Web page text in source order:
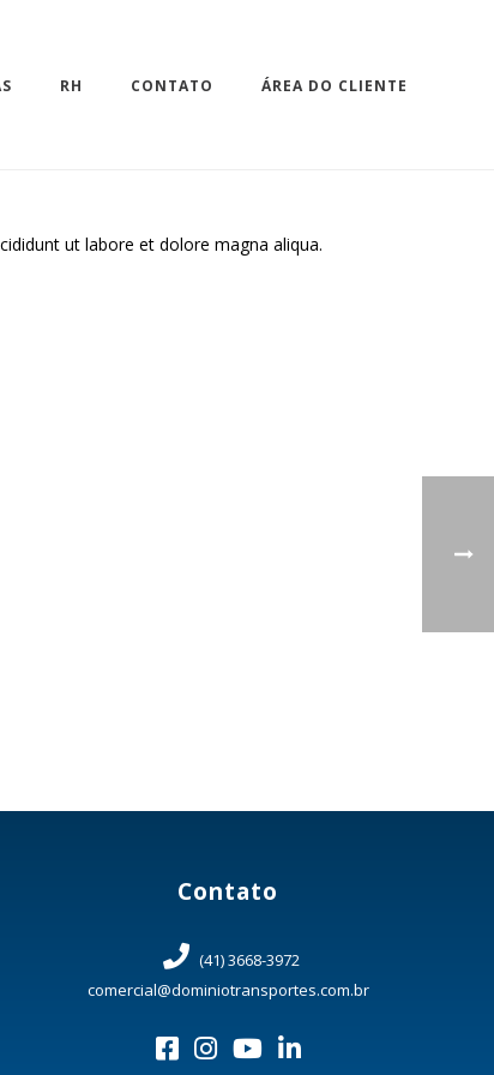
RH CONTATO ÁREA DO CLIENTE
ut labore et dolore magna aliqua.
Contato
(41) 3668-3972
comercial@dominiotransportes.com.br